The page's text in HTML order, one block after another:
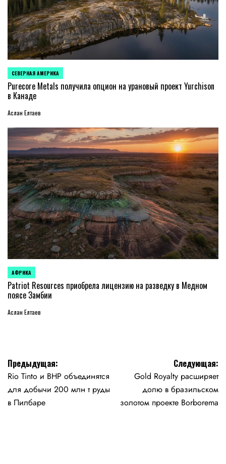
ОПУБЛИКОВАНО
В
СЕВЕРНАЯ АМЕРИКА
Purecore Metals получила опцион на урановый проект Yurchison
в Канаде
Аслан Елтаев
ОПУБЛИКОВАНО
В
АФРИКА
Patriot Resources приобрела лицензию на разведку в Медном
поясе Замбии
Аслан Елтаев
Навигация
по
записям
Предыдущая:
Rio Tinto и BHP объединятся
для добычи 200 млн т руды
в Пилбаре
Следующая:
Gold Royalty расширяет
долю в бразильском
золотом проекте Borborema